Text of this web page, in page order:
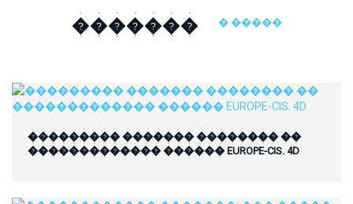
������� � �����
��������� ������� �������� ��
������������� ������ EUROPE-CIS. 4D